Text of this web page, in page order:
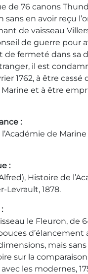
de 76 canons
en avoir reçu
de vaisseau
de guerre pour
fermeté dans sa
il est
1762, à être cassé
Marine et à être
:
de Marine
:
Histoire de
Levrault, 1878.
le Fleuron, de
d’élancement
mais
sur la
les modernes,